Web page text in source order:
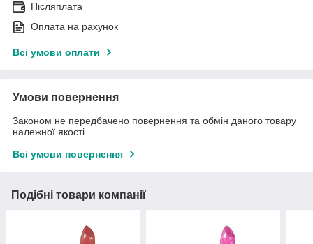
Післяплата
Оплата на рахунок
Всі умови оплати
Умови повернення
Законом не передбачено повернення та обмін даного товару
належної якості
Всі умови повернення
Подібні товари компанії